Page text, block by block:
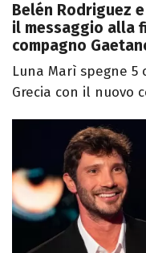
Belén Rodriguez
il messaggio alla
compagno
Luna Marì spegne 5
Grecia con il nuovo